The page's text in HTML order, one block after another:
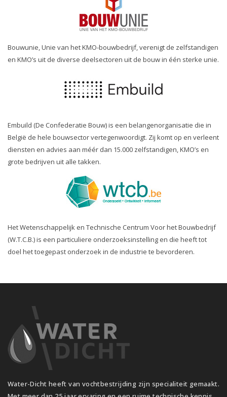
Bouwunie, Unie van het KMO-bouwbedrijf, verenigt de zelfstandigen
en KMO’s uit de diverse deelsectoren uit de bouw in één sterke unie.
Embuild (De Confederatie Bouw) is een belangenorganisatie die in
België de hele bouwsector vertegenwoordigt. Zij komt op en verleent
diensten en advies aan méér dan 15.000 zelfstandigen, KMO’s en
grote bedrijven uit alle takken.
Het Wetenschappelijk en Technische Centrum Voor het Bouwbedrijf
(W.T.C.B.) is een particuliere onderzoeksinstelling en die heeft tot
doel het toegepast onderzoek in de industrie te bevorderen.
Water-Dicht heeft van vochtbestrijding zijn specialiteit gemaakt.